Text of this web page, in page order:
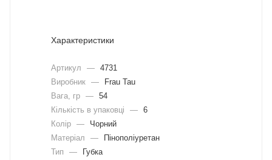
Характеристики
Артикул — 4731
Виробник —
Frau Tau
Вага, гр — 54
Кількість в упаковці
— 6
Колір —
Чорний
Матеріал
—
Пінополіуретан
Тип
—
Губка